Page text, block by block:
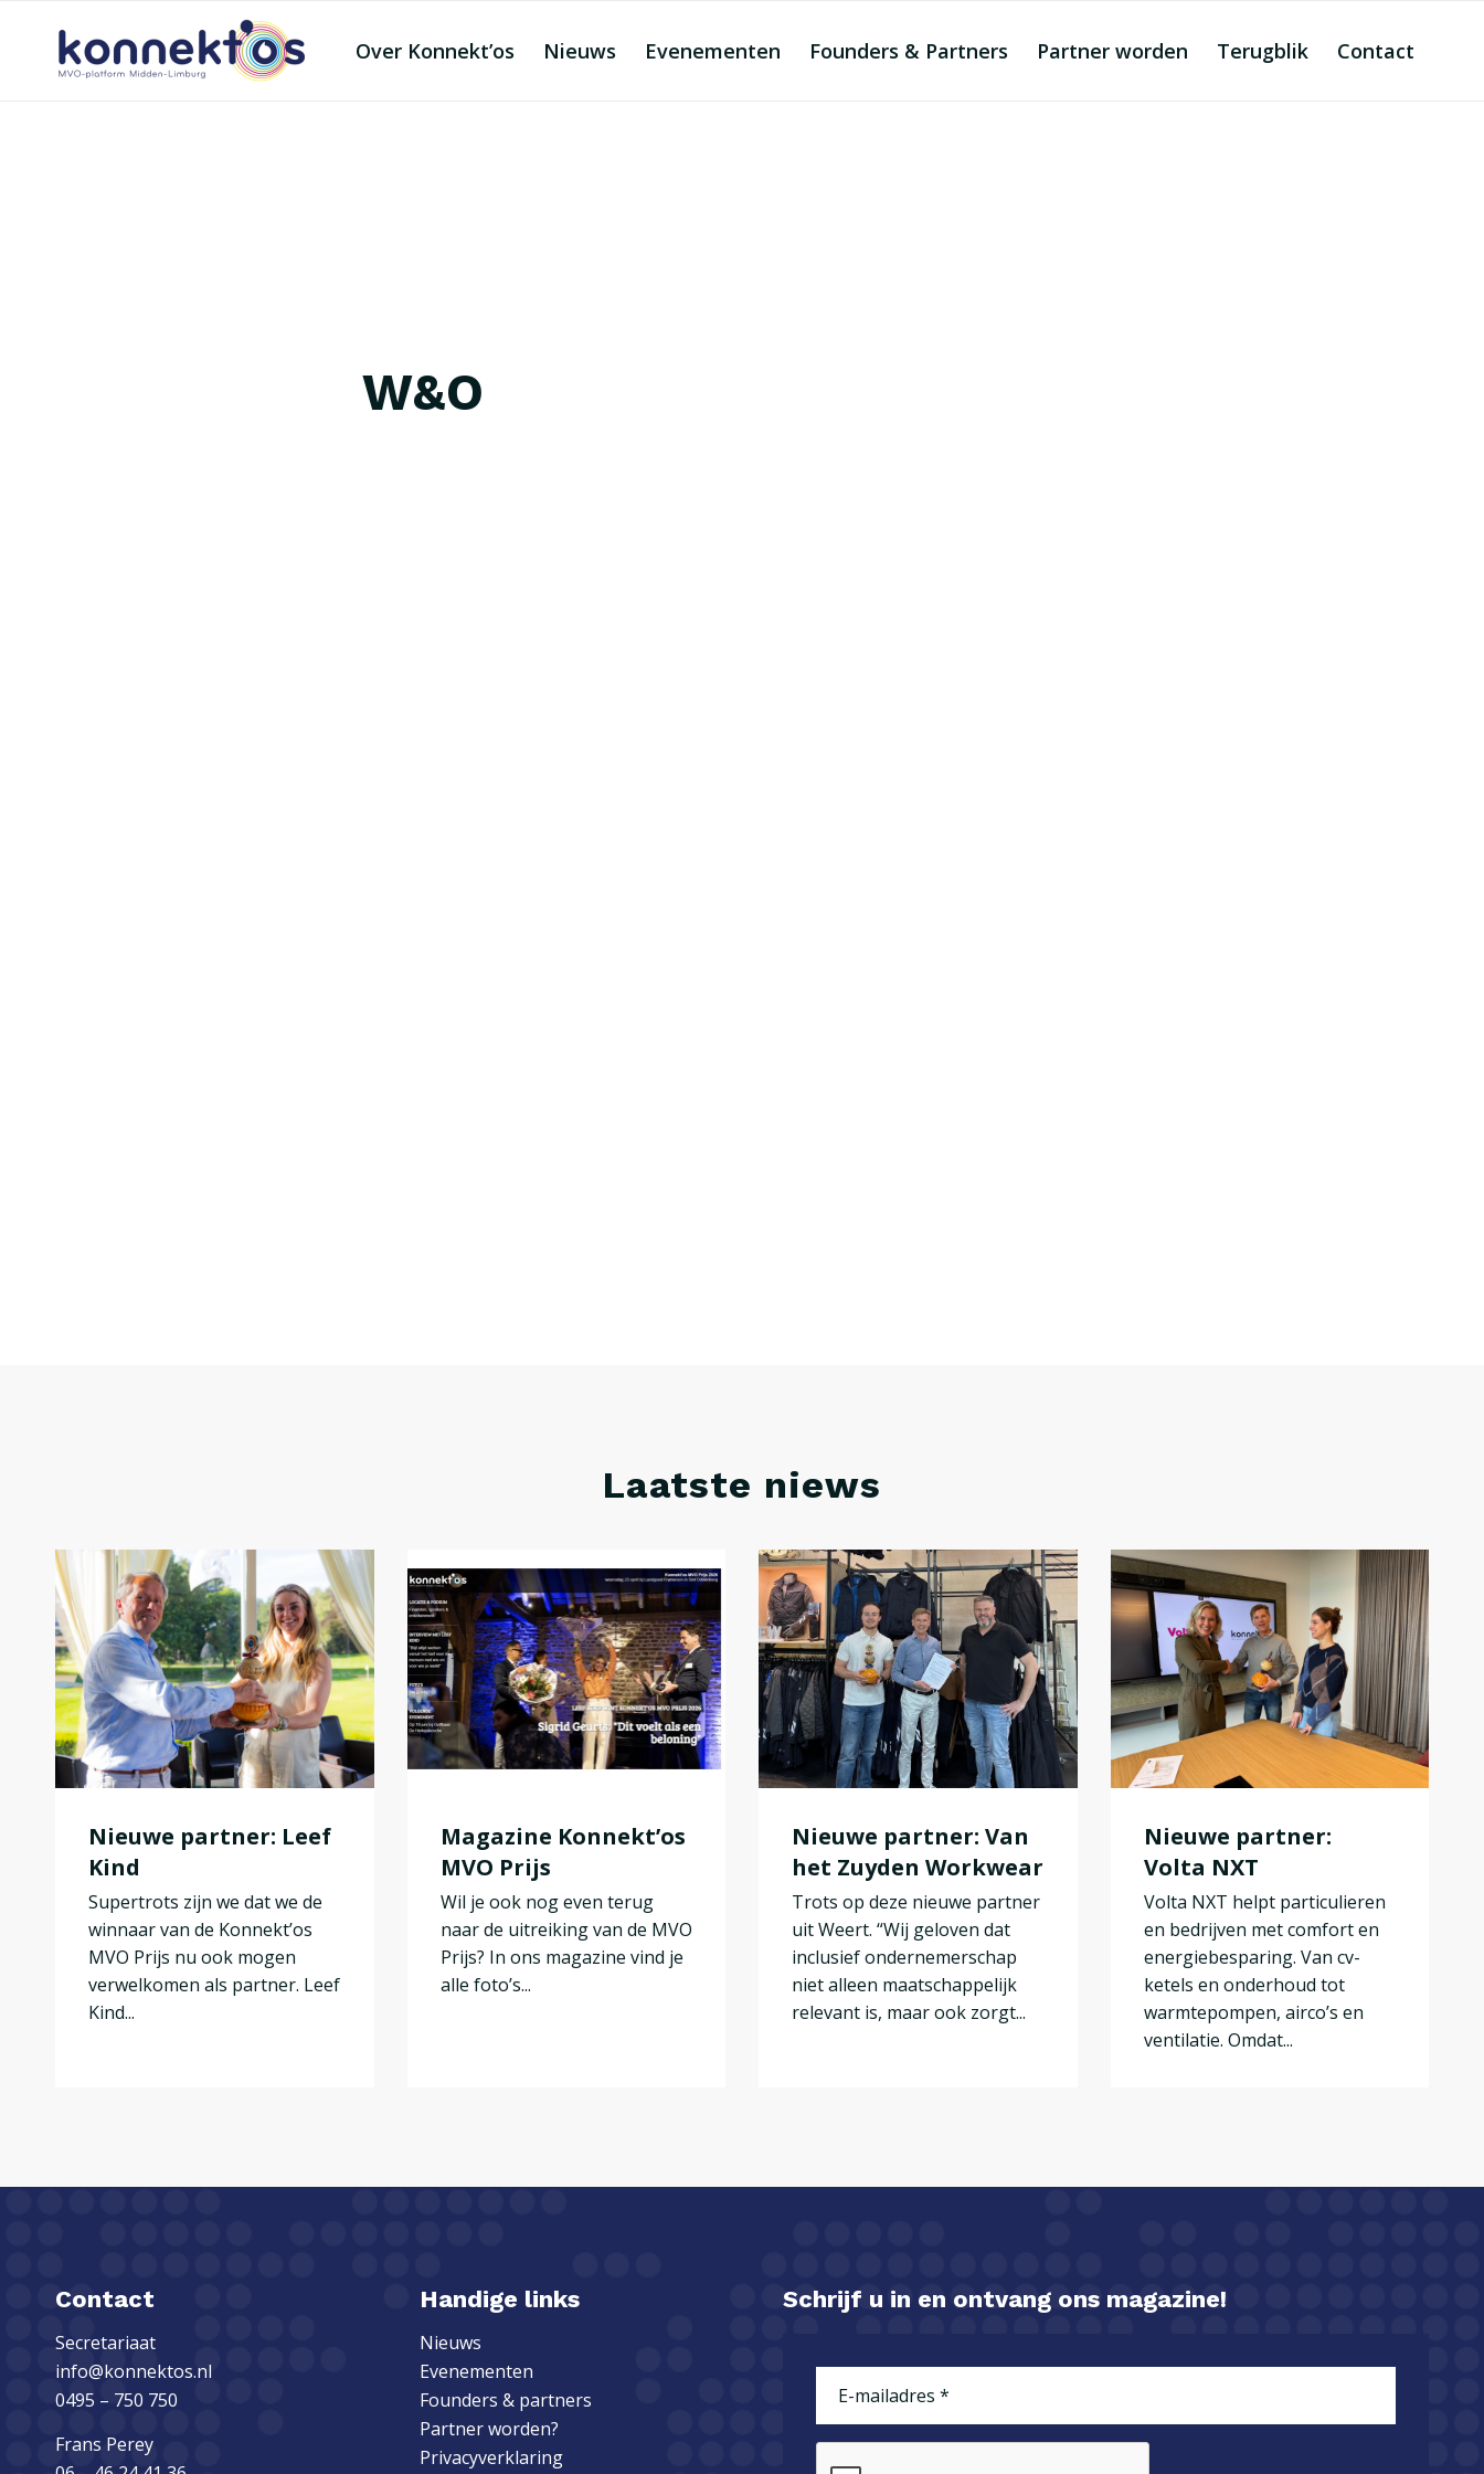
Over Konnekt’os Nieuws Evenementen Founders & Partners Partner worden Terugblik Contact
W&O
Laatste niews
Nieuwe partner: Leef
Kind
Supertrots zijn we dat we de
winnaar van de Konnekt’os
MVO Prijs nu ook mogen
verwelkomen als partner. Leef
Kind...
Magazine Konnekt’os
MVO Prijs
Wil je ook nog even terug
naar de uitreiking van de MVO
Prijs? In ons magazine vind je
alle foto’s...
Nieuwe partner: Van
het Zuyden Workwear
Trots op deze nieuwe partner
uit Weert. “Wij geloven dat
inclusief ondernemerschap
niet alleen maatschappelijk
relevant is, maar ook zorgt...
Nieuwe partner:
Volta NXT
Volta NXT helpt particulieren
en bedrijven met comfort en
energiebesparing. Van cv-
ketels en onderhoud tot
warmtepompen, airco’s en
ventilatie. Omdat...
Contact
Secretariaat
info@konnektos.nl
0495 – 750 750
Frans Perey
Handige links
Nieuws
Evenementen
Founders & partners
Partner worden?
Privacyverklaring
Schrijf u in en ontvang ons magazine!